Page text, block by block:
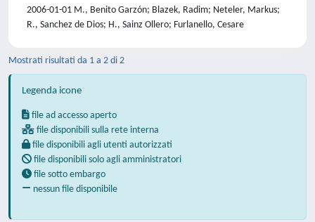
2006-01-01 M., Benito Garzón; Blazek, Radim; Neteler, Markus;
R., Sanchez de Dios; H., Sainz Ollero; Furlanello, Cesare
Mostrati risultati da 1 a 2 di 2
Legenda icone
file ad accesso aperto
file disponibili sulla rete interna
file disponibili agli utenti autorizzati
file disponibili solo agli amministratori
file sotto embargo
nessun file disponibile